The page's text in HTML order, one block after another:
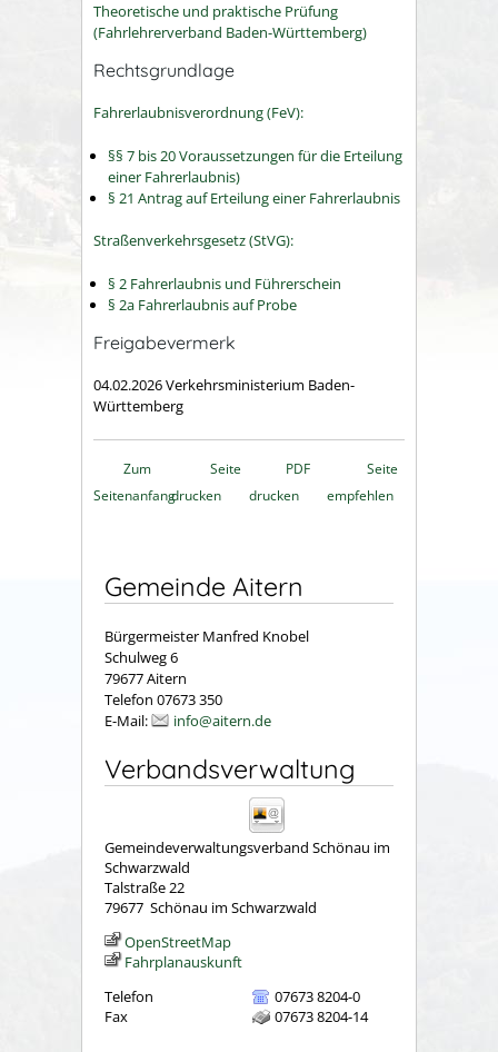
Theoretische und praktische Prüfung
(Fahrlehrerverband Baden-Württemberg)
Rechtsgrundlage
Fahrerlaubnisverordnung (FeV):
§§ 7 bis 20 Voraussetzungen für die Erteilung
einer Fahrerlaubnis)
§ 21 Antrag auf Erteilung einer Fahrerlaubnis
Straßenverkehrsgesetz (StVG):
§ 2 Fahrerlaubnis und Führerschein
§ 2a Fahrerlaubnis auf Probe
Freigabevermerk
04.02.2026Verkehrsministerium Baden-
Württemberg
Zum
Seitenanfang
Seite
drucken
PDF
drucken
Seite
empfehlen
Gemeinde Aitern
Bürgermeister Manfred Knobel
Schulweg 6
79677 Aitern
Telefon 07673 350
E-Mail:
info@aitern.de
Verbandsverwaltung
Gemeindeverwaltungsverband Schönau im
Schwarzwald
Talstraße 22
79677 Schönau im Schwarzwald
OpenStreetMap
Fahrplanauskunft
Telefon
07673 8204-0
Fax
07673 8204-14